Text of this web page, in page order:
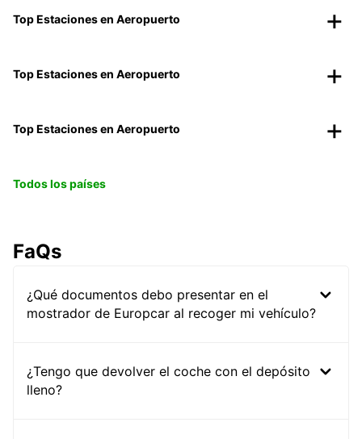
Top Estaciones en Aeropuerto
Top Estaciones en Aeropuerto
Top Estaciones en Aeropuerto
Todos los países
FaQs
¿Qué documentos debo presentar en el
mostrador de Europcar al recoger mi vehículo?
¿Tengo que devolver el coche con el depósito
lleno?